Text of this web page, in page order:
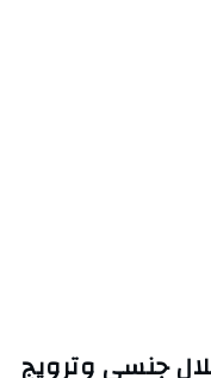
جنسي وترويج